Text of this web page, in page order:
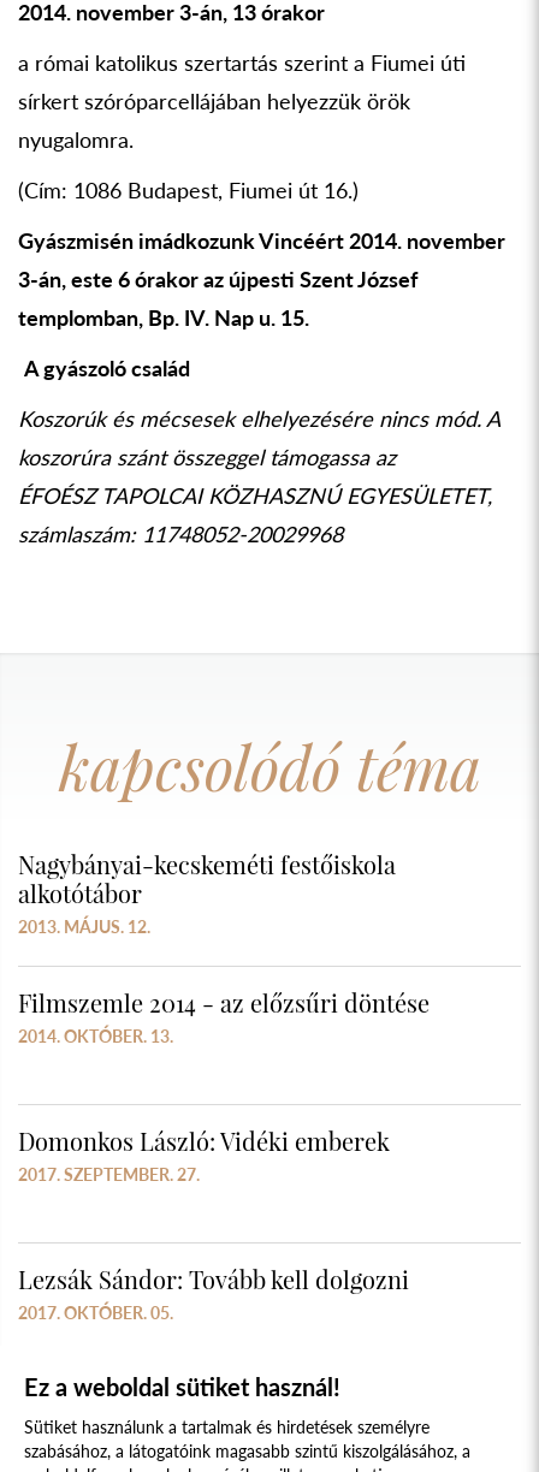
2014. november 3-án, 13 órakor
a római katolikus szertartás szerint a Fiumei úti
sírkert szóróparcellájában helyezzük örök
nyugalomra.
(Cím: 1086 Budapest, Fiumei út 16.)
Gyászmisén imádkozunk Vincéért 2014. november
3-án, este 6 órakor az újpesti Szent József
templomban, Bp. IV. Nap u. 15.
A gyászoló család
Koszorúk és mécsesek elhelyezésére nincs mód. A
koszorúra szánt összeggel támogassa az
ÉFOÉSZ TAPOLCAI KÖZHASZNÚ EGYESÜLETET,
számlaszám: 11748052-20029968
kapcsolódó téma
Nagybányai-kecskeméti festőiskola
alkotótábor
2013. MÁJUS. 12.
Filmszemle 2014 - az előzsűri döntése
2014. OKTÓBER. 13.
Domonkos László: Vidéki emberek
2017. SZEPTEMBER. 27.
Lezsák Sándor: Tovább kell dolgozni
2017. OKTÓBER. 05.
Ez a weboldal sütiket használ!
Sütiket használunk a tartalmak és hirdetések személyre
szabásához, a látogatóink magasabb szintű kiszolgálásához, a